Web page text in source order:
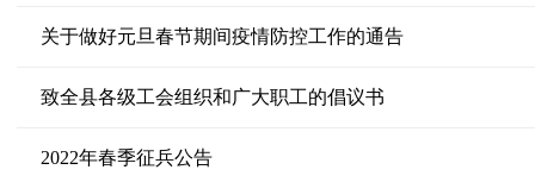
关于做好元旦春节期间疫情防控工作的通告
致全县各级工会组织和广大职工的倡议书
2022年春季征兵公告